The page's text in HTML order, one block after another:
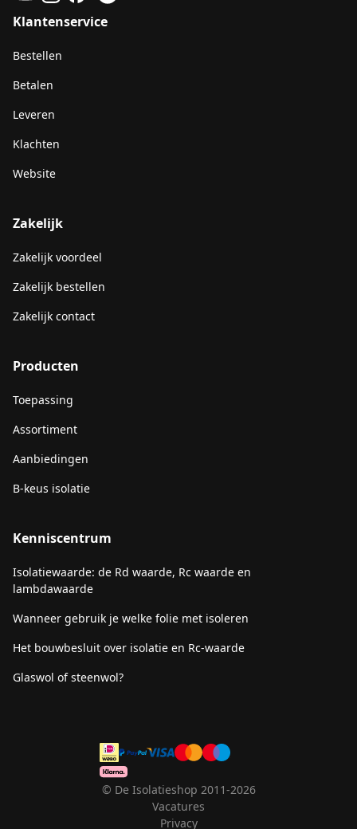
Klantenservice
Bestellen
Betalen
Leveren
Klachten
Website
Zakelijk
Zakelijk voordeel
Zakelijk bestellen
Zakelijk contact
Producten
Toepassing
Assortiment
Aanbiedingen
B-keus isolatie
Kenniscentrum
Isolatiewaarde: de Rd waarde, Rc waarde en
lambdawaarde
Wanneer gebruik je welke folie met isoleren
Het bouwbesluit over isolatie en Rc-waarde
Glaswol of steenwol?
© De Isolatieshop 2011-2026
Vacatures
Privacy